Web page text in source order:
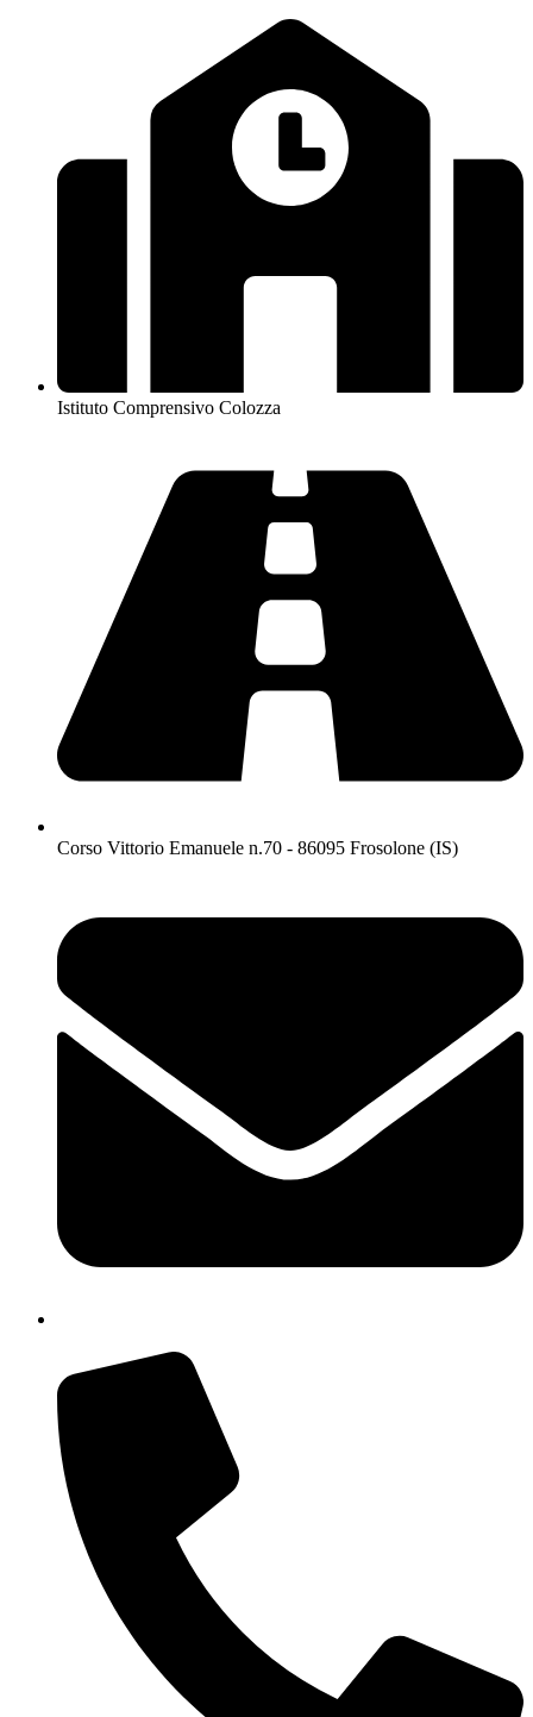
Istituto Comprensivo Colozza
Corso Vittorio Emanuele n.70 - 86095 Frosolone (IS)